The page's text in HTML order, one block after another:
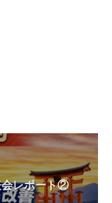
会レポート②